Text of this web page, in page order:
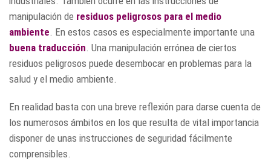
manipulación de residuos peligrosos para el medio
ambiente. En estos casos es especialmente importante una
buena traducción. Una manipulación errónea de ciertos
residuos peligrosos puede desembocar en problemas para la
salud y el medio ambiente.
En realidad basta con una breve reflexión para darse cuenta de
los numerosos ámbitos en los que resulta de vital importancia
disponer de unas instrucciones de seguridad fácilmente
comprensibles.